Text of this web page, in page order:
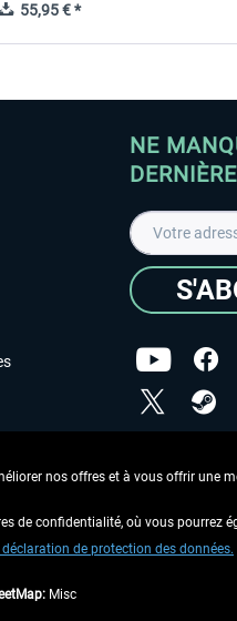
55,95 € *
NE
Copyright ©
nos offres et à vous offrir une
de confidentialité, où vous pourrez
de protection des données.
Misc